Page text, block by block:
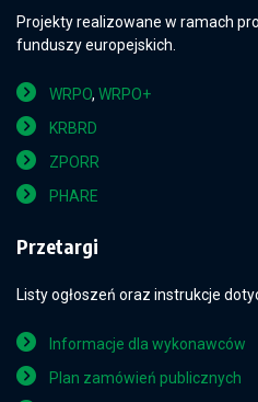
Projekty realizowane w ramach
funduszy europejskich.
WRPO, WRPO+
KRBRD
ZPORR
PHARE
Przetargi
Listy ogłoszeń oraz instrukcje
Informacje dla wykonawców
Plan zamówień publicznych